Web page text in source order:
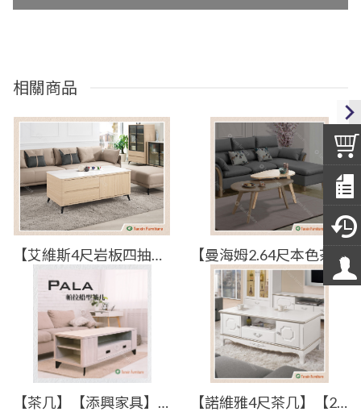
相關商品
【艾維斯4尺岩板四抽四門大茶几】【2025-B1440-2】【添興家具】 【曼海姆2.64尺本色茶几】【2024-J519-5】【添興家具】
【茶几】【添興家具】WJC-LBG-1帕拉船型茶几 /船型造型茶几/四角圓弧/超多收納空間/可依喜好加購岩板 【諾維雅4尺茶几】【2025-B1444-1】【添興家具】